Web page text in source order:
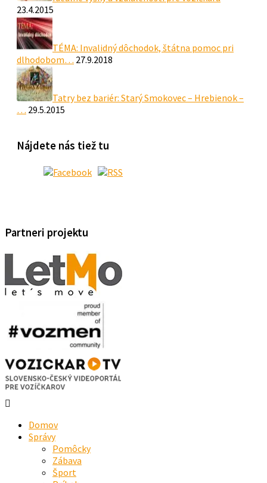
23.4.2015
TÉMA: Invalidný dôchodok, štátna pomoc pri
dlhodobom… 27.9.2018
Tatry bez bariér: Starý Smokovec – Hrebienok –
… 29.5.2015
Nájdete nás tiež tu
Partneri projektu
Domov
Správy
Pomôcky
Zábava
Šport